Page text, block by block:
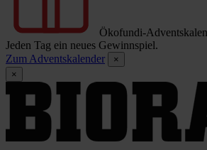
Ökofundi-
Jeden Tag ein neues Gewinnspiel.
Zum Adventskalender
×
×